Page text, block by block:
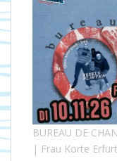
BUREAU DE
| Frau Korte Erfurt